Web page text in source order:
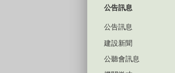
公告訊息
公告訊息
建設新聞
公聽會訊息